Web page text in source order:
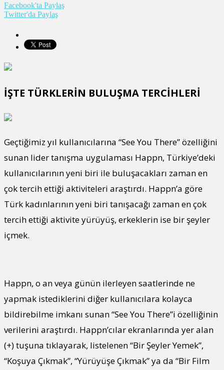
Facebook'ta Paylaş
Twitter'da Paylaş
İŞTE TÜRKLERİN BULUŞMA TERCİHLERİ
Geçtiğimiz yıl kullanıcılarına “See You There” özelliğini
sunan lider tanışma uygulaması Happn, Türkiye’deki
kullanıcılarının yeni biri ile buluşacakları zaman en
çok tercih ettiği aktiviteleri araştırdı. Happn’a göre
Türk kadınlarının yeni biri tanışacağı zaman en çok
tercih ettiği aktivite yürüyüş, erkeklerin ise bir şeyler
içmek.
Happn, o an veya günün ilerleyen saatlerinde ne
yapmak istediklerini diğer kullanıcılara kolayca
bildirebilme imkanı sunan “See You There”i özelliğinin
verilerini araştırdı. Happn’cılar ekranlarında yer alan
(+) tuşuna tıklayarak, listelenen “Bir Şeyler Yemek”,
“Koşuya Çıkmak”, “Yürüyüşe Çıkmak” ya da “Bir Film